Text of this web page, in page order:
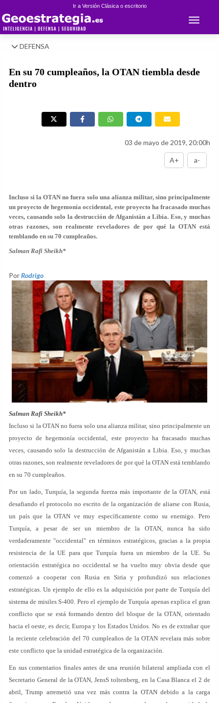
Ir a Versión Clásica o escritorio
Toggle
DEFENSA
En su 70 cumpleaños, la OTAN tiembla desde
dentro
03 de mayo de 2019, 20:00h
A+ a-
Incluso si la OTAN no fuera solo una alianza militar, sino principalmente
un proyecto de hegemonía occidental, este proyecto ha fracasado muchas
veces, causando solo la destrucción de Afganistán a Libia. Eso, y muchas
otras razones, son realmente reveladores de por qué la OTAN está
temblando en su 70 cumpleaños.
Salman Rafi Sheikh*
PorRodrigo
Salman Rafi Sheikh*
Incluso si la OTAN no fuera solo una alianza militar, sino principalmente un
proyecto de hegemonía occidental, este proyecto ha fracasado muchas
veces, causando solo la destrucción de Afganistán a Libia. Eso, y muchas
otras razones, son realmente reveladores de por qué la OTAN está temblando
en su 70 cumpleaños.
Por un lado, Turquía, la segunda fuerza más importante de la OTAN, está
desafiando el protocolo no escrito de la organización de aliarse con Rusia,
un país que la OTAN ve muy específicamente como su enemigo. Pero
Turquía, a pesar de ser un miembro de la OTAN, nunca ha sido
verdaderamente "occidental" en términos estratégicos, gracias a la propia
resistencia de la UE para que Turquía fuera un miembro de la UE. Su
orientación estratégica no occidental se ha vuelto muy obvia desde que
comenzó a cooperar con Rusia en Siria y profundizó sus relaciones
estratégicas. Un ejemplo de ello es la adquisición por parte de Turquía del
sistema de misiles S-400. Pero el ejemplo de Turquía apenas explica el gran
conflicto que se está formando dentro del bloque de la OTAN, orientado
hacia el oeste, es decir, Europa y los Estados Unidos. No es de extrañar que
la reciente celebración del 70 cumpleaños de la OTAN revelara más sobre
este conflicto que la unidad estratégica de la organización.
En sus comentarios finales antes de una reunión bilateral ampliada con el
Secretario General de la OTAN, JensS toltenberg, en la Casa Blanca el 2 de
abril, Trump arremetió una vez más contra la OTAN debido a la carga